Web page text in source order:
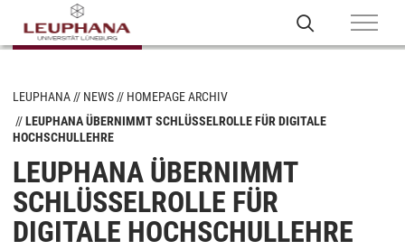
LEUPHANA NEWS
HOMEPAGE ARCHIV
LEUPHANA ÜBERNIMMT SCHLÜSSELROLLE FÜR DIGITALE
HOCHSCHULLEHRE
LEUPHANA ÜBERNIMMT
SCHLÜSSELROLLE FÜR
DIGITALE HOCHSCHULLEHRE